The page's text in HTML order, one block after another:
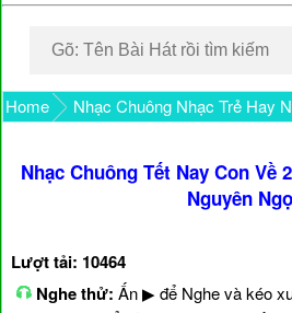
Home Nhạc Chuông Nhạc Trẻ Hay
Nhạc Chuông Tết Nay Con Về
Nguyên
Lượt tải: 10464
Nghe thử: Ấn ▶ để Nghe và kéo